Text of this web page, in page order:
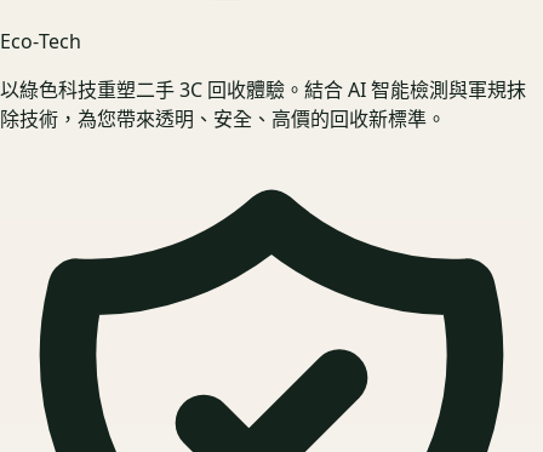
Eco‑Tech
以綠色科技重塑二手 3C 回收體驗。結合 AI 智能檢測與軍規抹
除技術，為您帶來透明、安全、高價的回收新標準。